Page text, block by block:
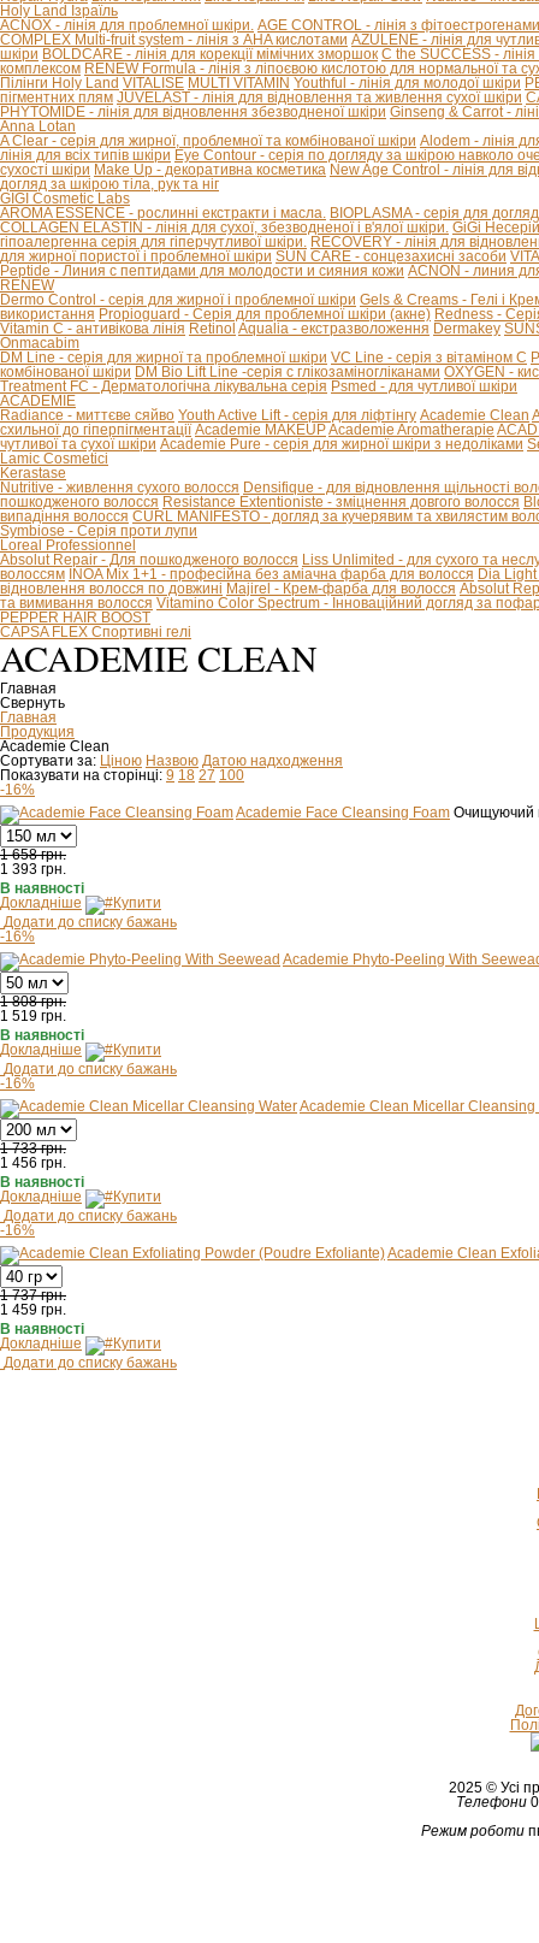
Holy Land Ізраїль
ACNOX - лінія для проблемної шкіри. AGE CONTROL - лінія з
COMPLEX Multi-fruit system - лінія з AHA кислотами AZULENE - лінія для
шкіри BOLDCARE - лінія для корекції мімічних зморшок C the SUCCESS -
комплексом RENEW Formula - лінія з ліпоєвою кислотою для нормальної та
Пілінги Holy Land VITALISE MULTI VITAMIN Youthful - лінія для молодої шкіри
пігментних плям JUVELAST - лінія для відновлення та живлення сухої шкіри
PHYTOMIDE - лінія для відновлення збезводненої шкіри Ginseng & Carrot -
Anna Lotan
A Clear - серія для жирної, проблемної та комбінованої шкіри Alodem - лінія
лінія для всіх типів шкіри Eye Contour - серія по догляду за шкірою навколо
сухості шкіри Make Up - декоративна косметика New Age Control - лінія для
догляд за шкірою тіла, рук та ніг
GIGI Cosmetic Labs
AROMA ESSENCE - рослинні екстракти і масла. BIOPLASMA - серія для
COLLAGEN ELASTIN - лінія для сухої, збезводненої і в'ялої шкіри. GiGi
гіпоалергенна серія для гіперчутливої ​​шкіри. RECOVERY - лінія для
для жирної пористої і проблемної шкіри SUN CARE - сонцезахисні засоби
Peptide - Линия с пептидами для молодости и сияния кожи ACNON - линия
RENEW
Dermo Control - серія для жирної і проблемної шкіри Gels & Creams - Гелі і
використання Propioguard - Серія для проблемної шкіри (акне) Redness -
Vitamin C - антивікова лінія Retinol Aqualia - екстразволоження Dermakey
Onmacabim
DM Line - серія для жирної та проблемної шкіри VC Line - серія з вітаміном С
комбінованої шкіри DM Bio Lift Line -cерія с глікозаміногліканами OXYGEN -
Treatment FC - Дерматологічна лікувальна серія Psmed - для чутливої шкіри
ACADEMIE
Radiance - миттєве сяйво Youth Active Lift - серія для ліфтінгу Academie Clean
схильної до гіперпігментації Academie MAKEUPAcademie Aromatherapie
чутливої та сухої шкіри Academie Pure - серія для жирної шкіри з недоліками
Lamic Cosmetici
Kerastase
Nutritive - живлення сухого волосся Densifique - для відновлення щільності
пошкодженого волосся Resistance Extentioniste - зміцнення довгого волосся
випадіння волосся CURL MANIFESTO - догляд за кучерявим та хвилястим
Symbiose - Серія проти лупи
Loreal Professionnel
Absolut Repair - Для пошкодженого волосся Liss Unlimited - для сухого та
волоссям INOA Mix 1+1 - професійна без аміачна фарба для волосся Dia Light
відновлення волосся по довжині Majirel - Крем-фарба для волосся Absolut
та вимивання волосся Vitamino Color Spectrum - Інноваційний догляд за
PEPPER HAIR BOOST
CAPSA FLEX Спортивні гелі
ACADEMIE CLEAN
Главная
Свернуть
Главная
Продукция
Academie Clean
Сортувати за: Ціною Назвою Датою надходження
Показувати на сторінці: 9 18 27 100
-16%
Academie Face Cleansing Foam Очищуючий
1 658 грн.
1 393 грн.
В наявності
Докладніше
Купити
Додати до списку бажань
-16%
Academie Phyto-Peeling With
1 808 грн.
1 519 грн.
В наявності
Докладніше
Купити
Додати до списку бажань
-16%
Academie Clean Micellar Cleansing
1 733 грн.
1 456 грн.
В наявності
Докладніше
Купити
Додати до списку бажань
-16%
Academie Clean
1 737 грн.
1 459 грн.
В наявності
Докладніше
Купити
Додати до списку бажань
2025 © Усі
Телефони
Режим роботи